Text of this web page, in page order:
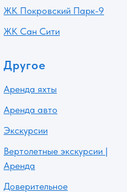
ЖК Покровский Парк-9
ЖК Сан Сити
Другое
Аренда яхты
Аренда авто
Экскурсии
Вертолетные экскурсии |
Аренда
Доверительное